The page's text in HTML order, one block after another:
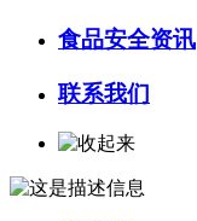
食品安全资讯
联系我们